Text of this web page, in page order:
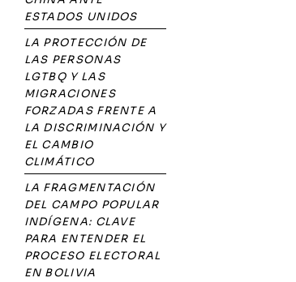
ESTADOS UNIDOS
LA PROTECCIÓN DE
LAS PERSONAS
LGTBQ Y LAS
MIGRACIONES
FORZADAS FRENTE A
LA DISCRIMINACIÓN Y
EL CAMBIO
CLIMÁTICO
LA FRAGMENTACIÓN
DEL CAMPO POPULAR
INDÍGENA: CLAVE
PARA ENTENDER EL
PROCESO ELECTORAL
EN BOLIVIA